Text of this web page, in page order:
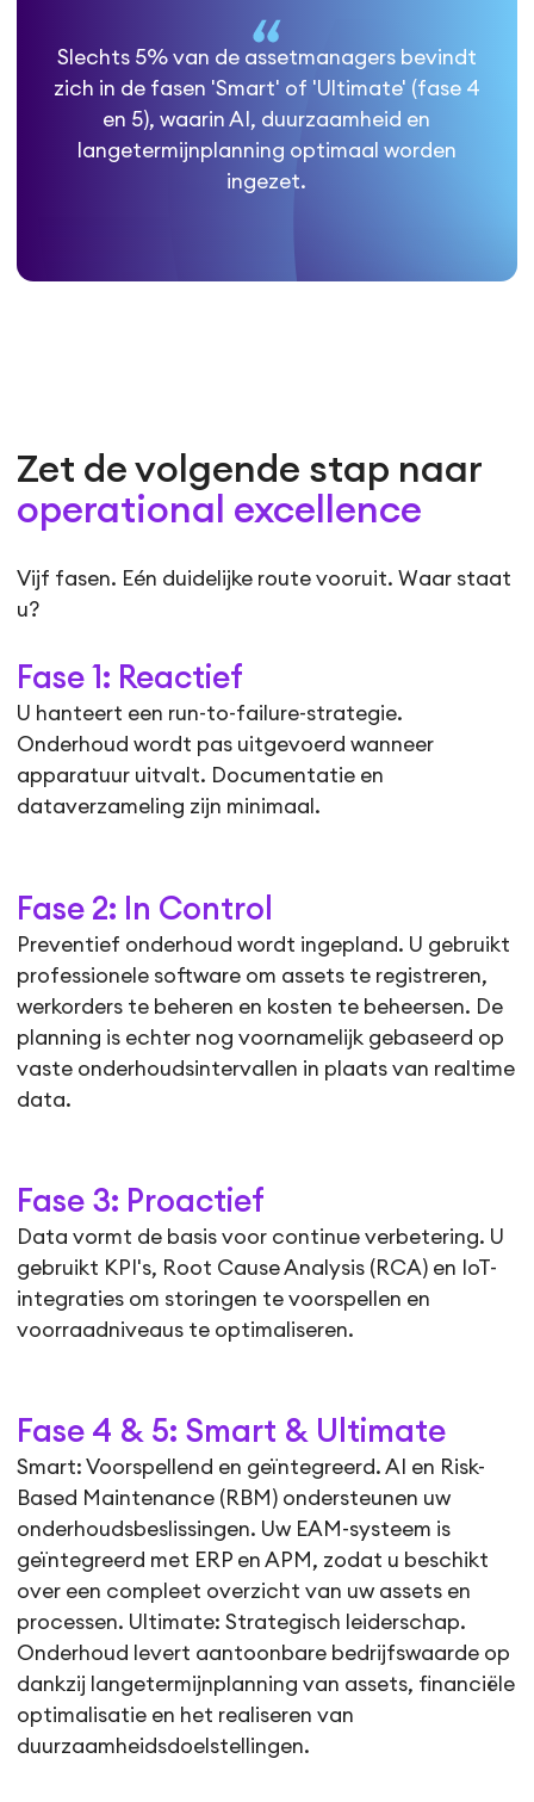
Slechts 5% van de assetmanagers bevindt
zich in de fasen 'Smart' of 'Ultimate' (fase 4
en 5), waarin AI, duurzaamheid en
langetermijnplanning optimaal worden
ingezet.
Zet de volgende stap naar
operational excellence
Vijf fasen. Eén duidelijke route vooruit. Waar staat
u?
Fase 1: Reactief
U hanteert een run-to-failure-strategie.
Onderhoud wordt pas uitgevoerd wanneer
apparatuur uitvalt. Documentatie en
dataverzameling zijn minimaal.
Fase 2: In Control
Preventief onderhoud wordt ingepland. U gebruikt
professionele software om assets te registreren,
werkorders te beheren en kosten te beheersen. De
planning is echter nog voornamelijk gebaseerd op
vaste onderhoudsintervallen in plaats van realtime
data.
Fase 3: Proactief
Data vormt de basis voor continue verbetering. U
gebruikt KPI's, Root Cause Analysis (RCA) en IoT-
integraties om storingen te voorspellen en
voorraadniveaus te optimaliseren.
Fase 4 & 5: Smart & Ultimate
Smart: Voorspellend en geïntegreerd. AI en Risk-
Based Maintenance (RBM) ondersteunen uw
onderhoudsbeslissingen. Uw EAM-systeem is
geïntegreerd met ERP en APM, zodat u beschikt
over een compleet overzicht van uw assets en
processen. Ultimate: Strategisch leiderschap.
Onderhoud levert aantoonbare bedrijfswaarde op
dankzij langetermijnplanning van assets, financiële
optimalisatie en het realiseren van
duurzaamheidsdoelstellingen.